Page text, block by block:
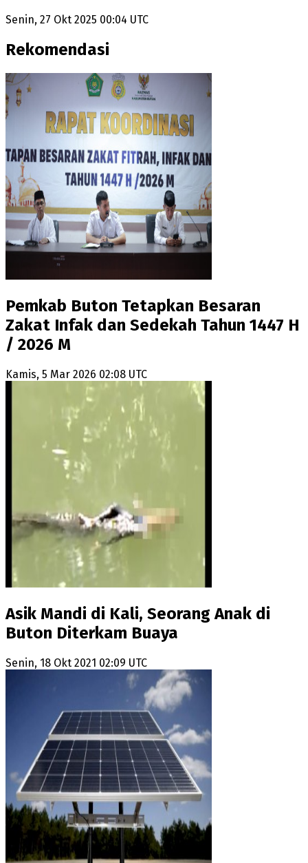
Senin, 27 Okt 2025 00:04 UTC
Rekomendasi
Pemkab Buton Tetapkan Besaran
Zakat Infak dan Sedekah Tahun 1447 H
/ 2026 M
Kamis, 5 Mar 2026 02:08 UTC
Asik Mandi di Kali, Seorang Anak di
Buton Diterkam Buaya
Senin, 18 Okt 2021 02:09 UTC